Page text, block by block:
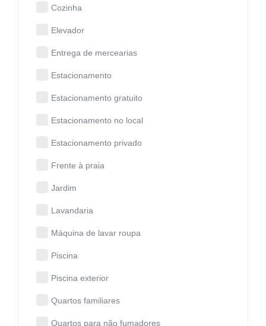
Cozinha
Elevador
Entrega de mercearias
Estacionamento
Estacionamento gratuito
Estacionamento no local
Estacionamento privado
Frente à praia
Jardim
Lavandaria
Máquina de lavar roupa
Piscina
Piscina exterior
Quartos familiares
Quartos para não fumadores